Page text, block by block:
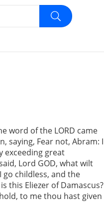
word of the LORD came
saying, Fear not, Abram: I
exceeding great
Lord GOD, what wilt
go childless, and the
this Eliezer of Damascus?
to me thou hast given